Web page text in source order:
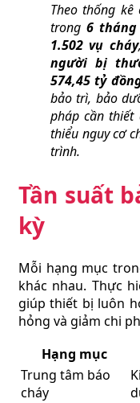
Theo thống kê
trong6 tháng
1.502 vụ cháy
người bị
574,45 tỷ
bảo trì, bảo
pháp cần thiết
thiểu nguy cơ
trình.
Tần suất
kỳ
Mỗi hạng mục
khác nhau. Thực
giúp thiết bị luôn
hỏng và giảm chi
Hạng mục
Trung tâm báo
cháy